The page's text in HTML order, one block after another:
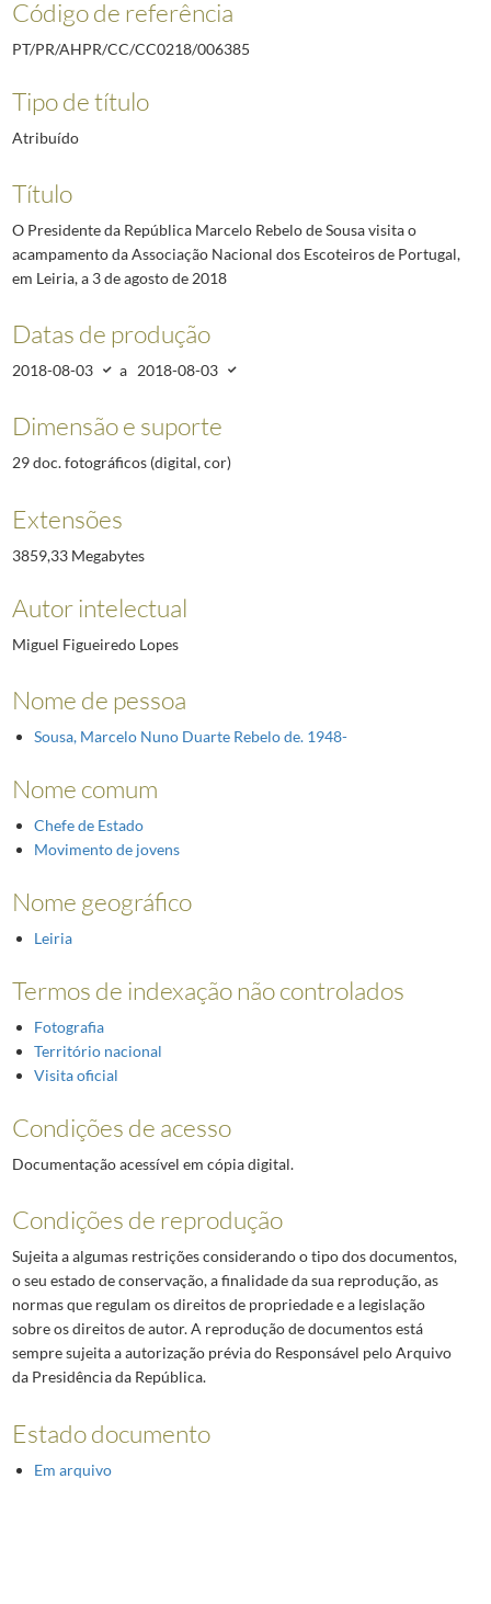
Código de referência
PT/PR/AHPR/CC/CC0218/006385
Tipo de título
Atribuído
Título
O Presidente da República Marcelo Rebelo de Sousa visita o
acampamento da Associação Nacional dos Escoteiros de Portugal,
em Leiria, a 3 de agosto de 2018
Datas de produção
2018-08-03 a 2018-08-03
Dimensão e suporte
29 doc. fotográficos (digital, cor)
Extensões
3859,33 Megabytes
Autor intelectual
Miguel Figueiredo Lopes
Nome de pessoa
Sousa, Marcelo Nuno Duarte Rebelo de. 1948-
Nome comum
Chefe de Estado
Movimento de jovens
Nome geográfico
Leiria
Termos de indexação não controlados
Fotografia
Território nacional
Visita oficial
Condições de acesso
Documentação acessível em cópia digital.
Condições de reprodução
Sujeita a algumas restrições considerando o tipo dos documentos,
o seu estado de conservação, a finalidade da sua reprodução, as
normas que regulam os direitos de propriedade e a legislação
sobre os direitos de autor. A reprodução de documentos está
sempre sujeita a autorização prévia do Responsável pelo Arquivo
da Presidência da República.
Estado documento
Em arquivo